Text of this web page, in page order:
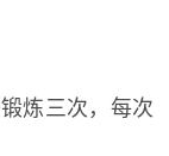
炼三次，每次